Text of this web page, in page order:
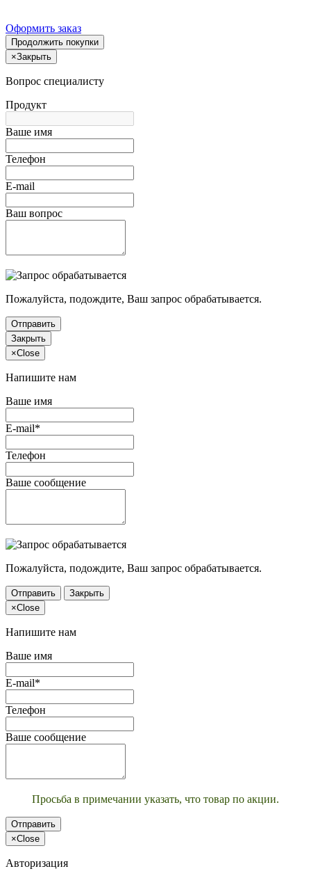
Оформить заказ
Продолжить покупки
×Закрыть
Вопрос специалисту
Продукт
Ваше имя
Телефон
E-mail
Ваш вопрос
Пожалуйста, подождите, Ваш запрос обрабатывается.
Отправить
Закрыть
×Close
Напишите нам
Ваше имя
E-mail*
Телефон
Ваше сообщение
Пожалуйста, подождите, Ваш запрос обрабатывается.
Отправить
Закрыть
×Close
Напишите нам
Ваше имя
E-mail*
Телефон
Ваше сообщение
Просьба в примечании указать, что товар по акции.
Отправить
×Close
Авторизация